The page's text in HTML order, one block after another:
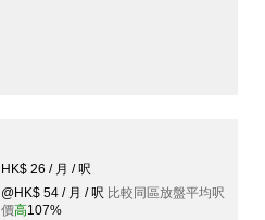
HK$ 26 / 月 / 呎
@HK$ 54 / 月 / 呎 比較同區放盤平均呎
價高107%